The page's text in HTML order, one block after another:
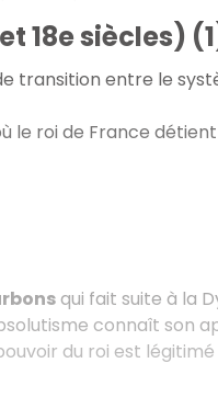
18e siècles)
transition entre le
le roi de France
qui fait suite à la
connaît son
du roi est